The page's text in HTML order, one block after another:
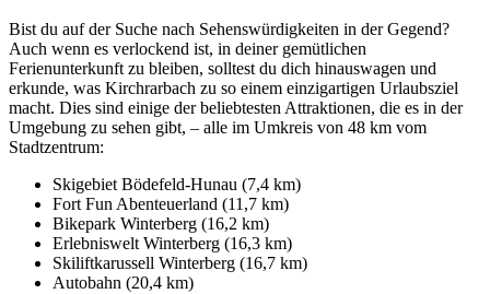
Bist du auf der Suche nach Sehenswürdigkeiten in der Gegend?
Auch wenn es verlockend ist, in deiner gemütlichen
Ferienunterkunft zu bleiben, solltest du dich hinauswagen und
erkunde, was Kirchrarbach zu so einem einzigartigen Urlaubsziel
macht. Dies sind einige der beliebtesten Attraktionen, die es in der
Umgebung zu sehen gibt, – alle im Umkreis von 48 km vom
Stadtzentrum:
Skigebiet Bödefeld-Hunau (7,4 km)
Fort Fun Abenteuerland (11,7 km)
Bikepark Winterberg (16,2 km)
Erlebniswelt Winterberg (16,3 km)
Skiliftkarussell Winterberg (16,7 km)
Autobahn (20,4 km)